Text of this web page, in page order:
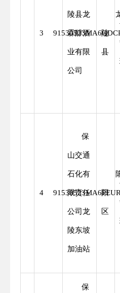
3
陵县龙
霖醇酒
业有限
公司
陵
县
4
保
山交通
石化有
限责任
公司龙
陵东坡
加油站
阳
区
保